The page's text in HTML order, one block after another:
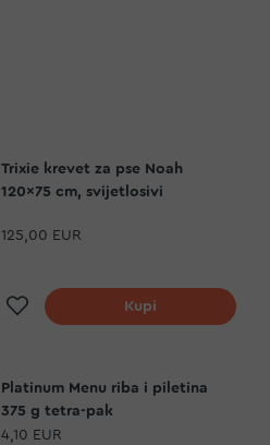
Trixie krevet za pse Noah
120x75 cm, svijetlosivi
125,00 EUR
Dodaj na listu želja
Kupi
Platinum Menu riba i piletina
375 g tetra-pak
4,10 EUR